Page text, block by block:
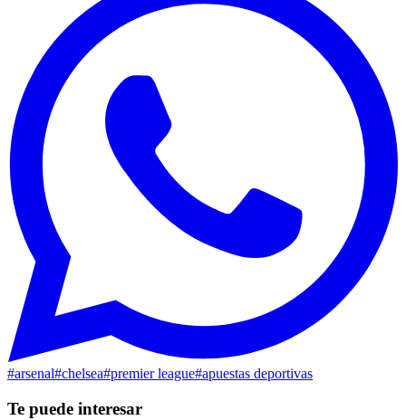
#arsenal#chelsea#premier league#apuestas deportivas
Te puede interesar